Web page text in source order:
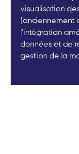
visualisation
(anciennement
l'intégration
données et de
gestion de la